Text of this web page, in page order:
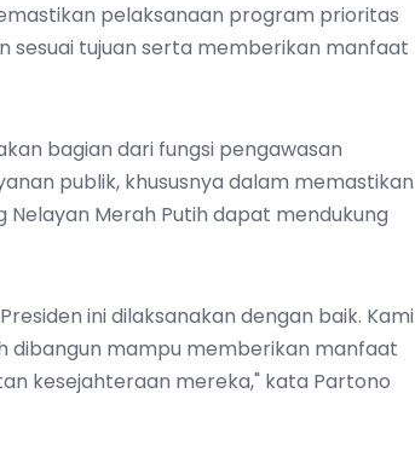
pelaksanaan program prioritas
sesuai tujuan serta memberikan manfaat
bagian dari fungsi pengawasan
publik, khususnya dalam memastikan
Merah Putih dapat mendukung
ini dilaksanakan dengan baik. Kami
dibangun mampu memberikan manfaat
kesejahteraan mereka," kata Partono